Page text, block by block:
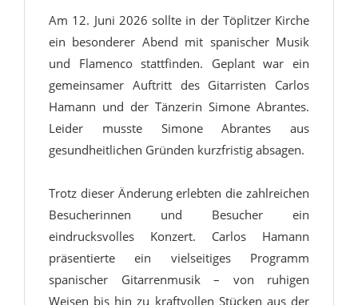
Am 12. Juni 2026 sollte in der Töplitzer Kirche
ein besonderer Abend mit spanischer Musik
und Flamenco stattfinden. Geplant war ein
gemeinsamer Auftritt des Gitarristen Carlos
Hamann und der Tänzerin Simone Abrantes.
Leider musste Simone Abrantes aus
gesundheitlichen Gründen kurzfristig absagen.
Trotz dieser Änderung erlebten die zahlreichen
Besucherinnen und Besucher ein
eindrucksvolles Konzert. Carlos Hamann
präsentierte ein vielseitiges Programm
spanischer Gitarrenmusik – von ruhigen
Weisen bis hin zu kraftvollen Stücken aus der